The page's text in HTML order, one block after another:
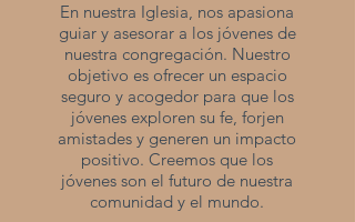
En nuestra Iglesia, nos apasiona
guiar y asesorar a los jóvenes de
nuestra congregación. Nuestro
objetivo es ofrecer un espacio
seguro y acogedor para que los
jóvenes exploren su fe, forjen
amistades y generen un impacto
positivo. Creemos que los
jóvenes son el futuro de nuestra
comunidad y el mundo.